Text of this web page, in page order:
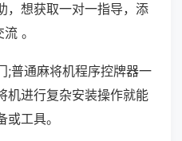
，想获取一对一指导，添
。
;普通麻将机程序控牌器一
机进行复杂安装操作就能
工具。